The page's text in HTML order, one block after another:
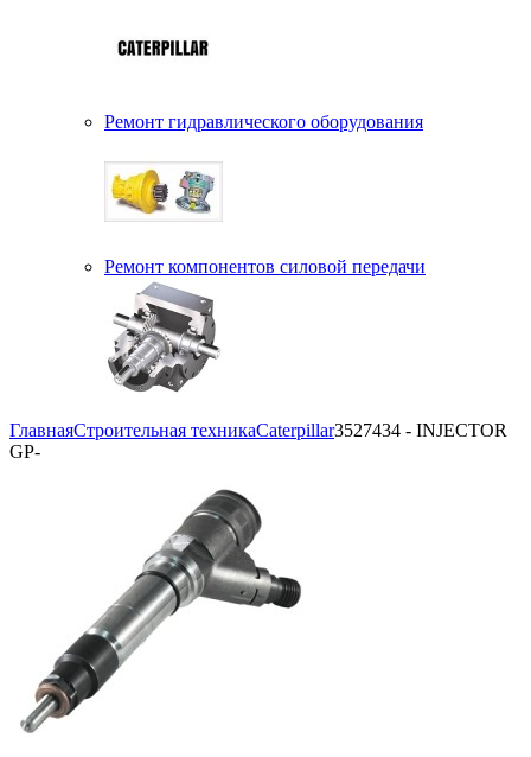
Ремонт гидравлического оборудования
Ремонт компонентов силовой передачи
ГлавнаяСтроительная техникаCaterpillar3527434 - INJECTOR
GP-